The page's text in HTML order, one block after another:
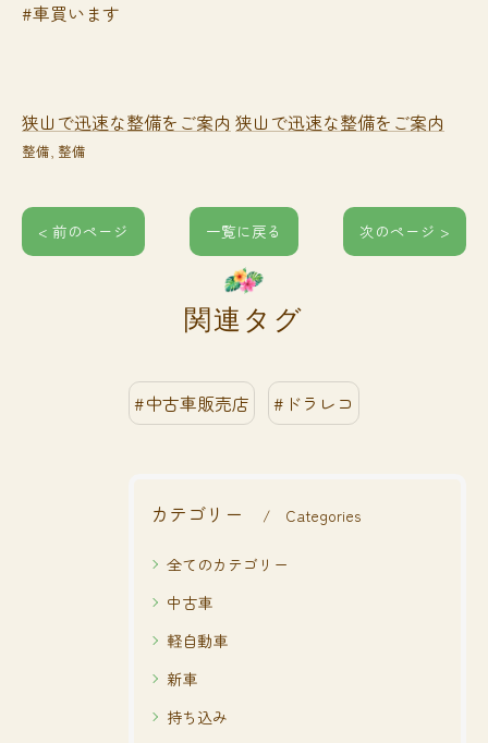
#車買います
狭山で迅速な整備をご案内 狭山で迅速な整備をご案内
整備 整備
< 前のページ 一覧に戻る 次のページ >
関連タグ
#中古車販売店 #ドラレコ
カテゴリー Categories
全てのカテゴリー
中古車
軽自動車
新車
持ち込み